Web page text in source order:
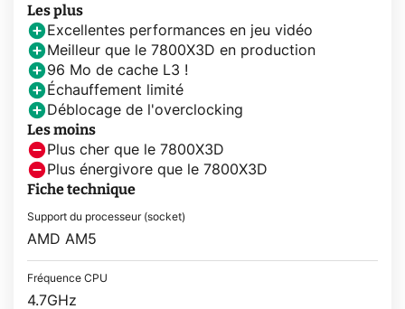
Les plus
Excellentes performances en jeu vidéo
Meilleur que le 7800X3D en production
96 Mo de cache L3 !
Échauffement limité
Déblocage de l'overclocking
Les moins
Plus cher que le 7800X3D
Plus énergivore que le 7800X3D
Fiche technique
Support du processeur (socket)
AMD AM5
Fréquence CPU
4.7GHz